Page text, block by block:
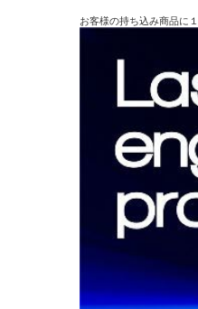
お客様の持ち込み商品に